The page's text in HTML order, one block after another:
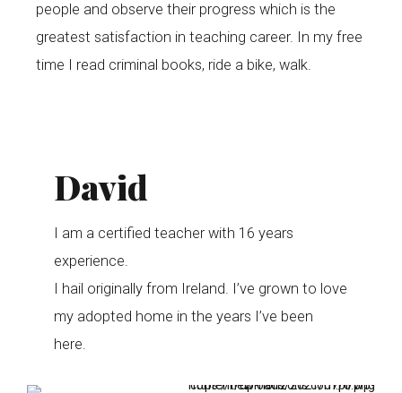
people and observe their progress which is the
greatest satisfaction in teaching career. In my free
time I read criminal books, ride a bike, walk.
David
I am a certified teacher with 16 years
experience.
I hail originally from Ireland. I’ve grown to love
my adopted home in the years I’ve been
here.